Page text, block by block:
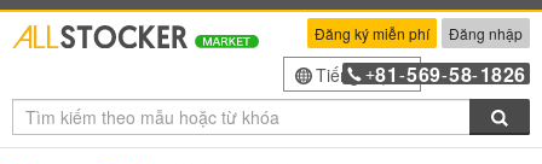
Đăng ký miễn phí Đăng nhập
Tiếng Việt
+81 -569-58-1826